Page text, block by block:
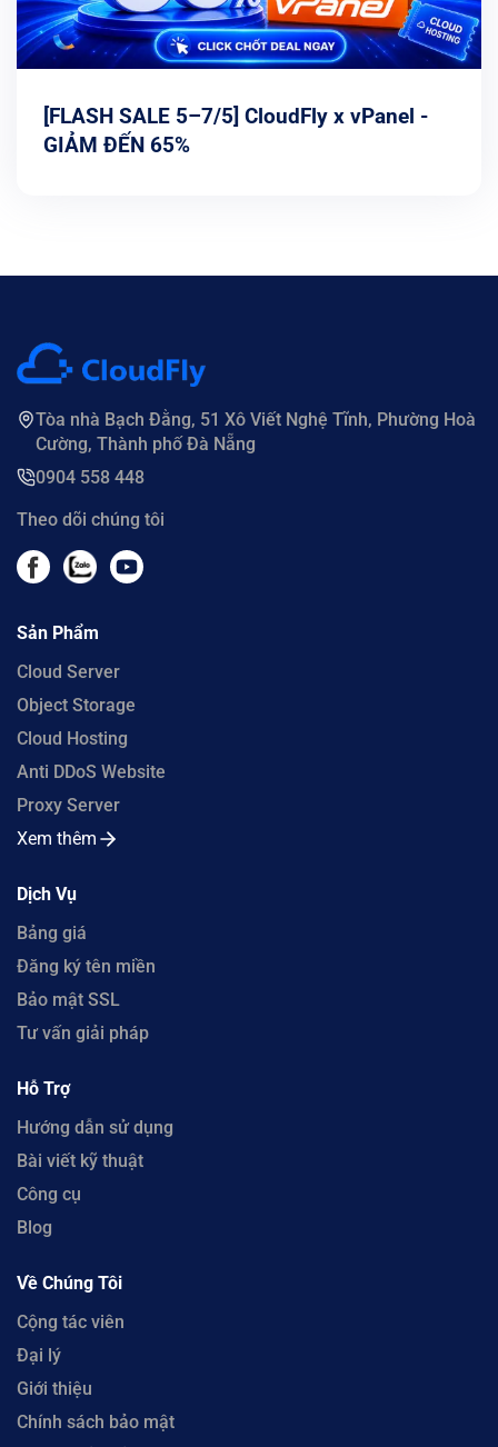
[FLASH SALE 5–7/5] CloudFly x vPanel -
GIẢM ĐẾN 65%
Tòa nhà Bạch Đằng, 51 Xô Viết Nghệ Tĩnh, Phường Hoà
Cường, Thành phố Đà Nẵng
0904 558 448
Theo dõi chúng tôi
Sản Phẩm
Cloud Server
Object Storage
Cloud Hosting
Anti DDoS Website
Proxy Server
Xem thêm
Dịch Vụ
Bảng giá
Đăng ký tên miền
Bảo mật SSL
Tư vấn giải pháp
Hỗ Trợ
Hướng dẫn sử dụng
Bài viết kỹ thuật
Công cụ
Blog
Về Chúng Tôi
Cộng tác viên
Đại lý
Giới thiệu
Chính sách bảo mật